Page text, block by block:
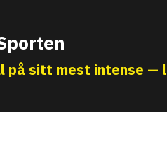
på sitt mest intense —